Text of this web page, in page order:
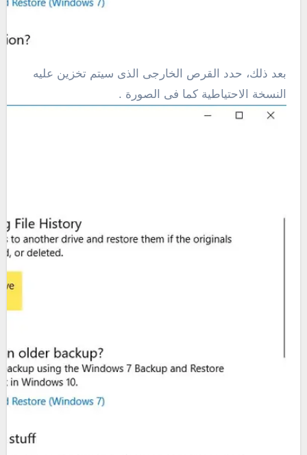
بعد ذلك، حدد القرص الخارجى الذى سيتم تخزين عليه
النسخة الاحتياطية كما فى الصورة .